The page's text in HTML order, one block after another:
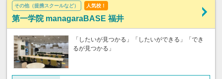
その他（提携スクールなど） 人気校！
第一学院 managaraBASE 福井
「したいが見つかる」「したいができる」「でき
るが見つかる」